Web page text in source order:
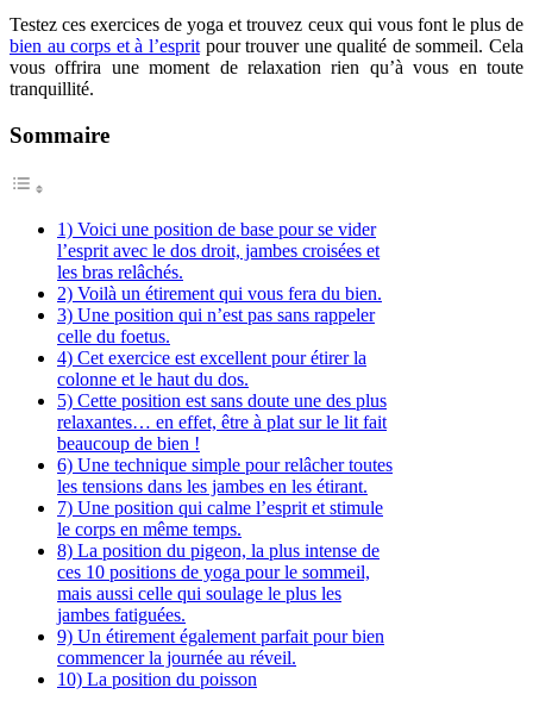
Testez ces exercices de yoga et trouvez ceux qui vous font le plus de
bien au corps et à l’espritpour trouver une qualité de sommeil. Cela
vous offrira une moment de relaxation rien qu’à vous en toute
tranquillité.
Sommaire
1) Voici une position de base pour se vider
l’esprit avec le dos droit, jambes croisées et
les bras relâchés.
2) Voilà un étirement qui vous fera du bien.
3) Une position qui n’est pas sans rappeler
celle du foetus.
4) Cet exercice est excellent pour étirer la
colonne et le haut du dos.
5) Cette position est sans doute une des plus
relaxantes… en effet, être à plat sur le lit fait
beaucoup de bien !
6) Une technique simple pour relâcher toutes
les tensions dans les jambes en les étirant.
7) Une position qui calme l’esprit et stimule
le corps en même temps.
8) La position du pigeon, la plus intense de
ces 10 positions de yoga pour le sommeil,
mais aussi celle qui soulage le plus les
jambes fatiguées.
9) Un étirement également parfait pour bien
commencer la journée au réveil.
10) La position du poisson